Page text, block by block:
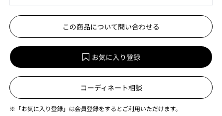
この商品について問い合わせる
お気に入り登録
コーディネート相談
※「お気に入り登録」は会員登録をするとご利用いただけます。